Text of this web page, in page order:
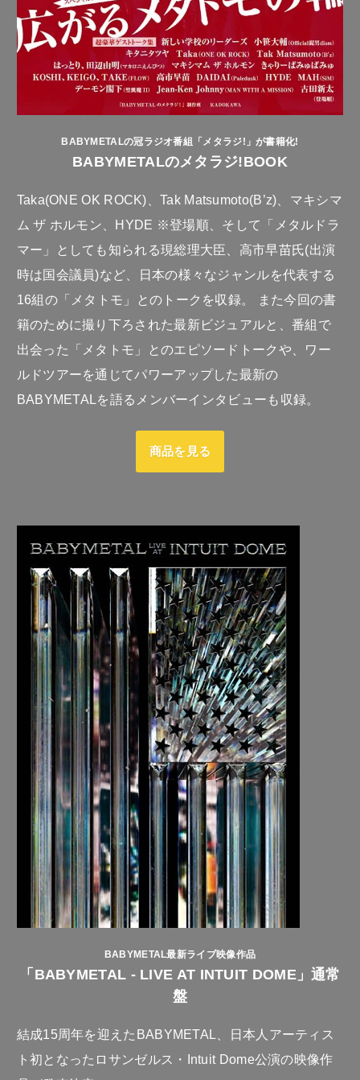
BABYMETALの冠ラジオ番組「メタラジ!」が書籍化!
BABYMETALのメタラジ!BOOK
Taka(ONE OK ROCK)、Tak Matsumoto(B’z)、マキシマ
ム ザ ホルモン、HYDE ※登場順、そして「メタルドラ
マー」としても知られる現総理大臣、高市早苗氏(出演
時は国会議員)など、日本の様々なジャンルを代表する
16組の「メタトモ」とのトークを収録。 また今回の書
籍のために撮り下ろされた最新ビジュアルと、番組で
出会った「メタトモ」とのエピソードトークや、ワー
ルドツアーを通じてパワーアップした最新の
BABYMETALを語るメンバーインタビューも収録。
商品を見る
BABYMETAL最新ライブ映像作品
「BABYMETAL - LIVE AT INTUIT DOME」通常
盤
結成15周年を迎えたBABYMETAL、日本人アーティス
ト初となったロサンゼルス・Intuit Dome公演の映像作